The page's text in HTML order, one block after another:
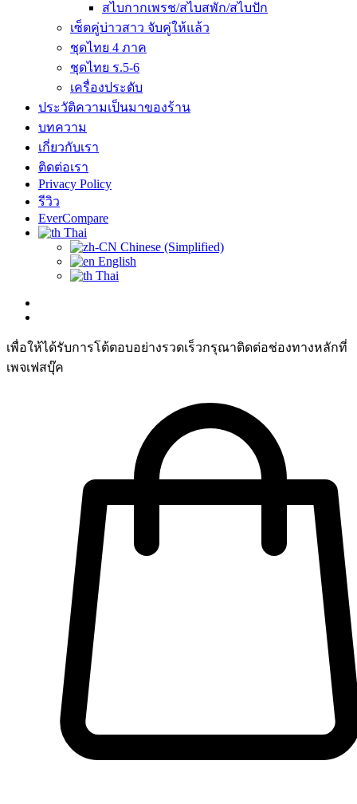
สไบกากเพรช/สไบสพัก/สไบปัก
เซ็ตคู่บ่าวสาว จับคู่ให้แล้ว
ชุดไทย 4 ภาค
ชุดไทย ร.5-6
เครื่องประดับ
ประวัติความเป็นมาของร้าน
บทความ
เกี่ยวกับเรา
ติดต่อเรา
Privacy Policy
รีวิว
EverCompare
Thai
Chinese (Simplified)
English
Thai
เพื่อให้ได้รับการโต้ตอบอย่างรวดเร็วกรุณาติดต่อช่องทางหลักที่
เพจเฟสบุ๊ค